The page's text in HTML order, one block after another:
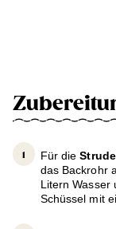
Für die
das Backrohr
Litern Wasser
Schüssel mit